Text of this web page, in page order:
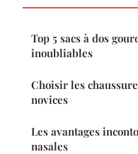
Top 5 sacs à dos
inoubliables
Choisir les
novices
Les avantages
nasales